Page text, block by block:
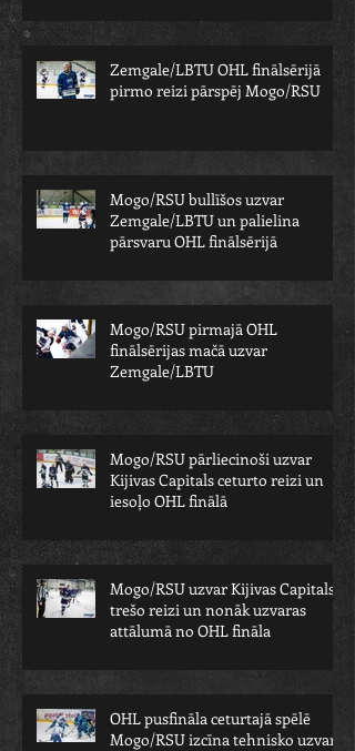
Zemgale/LBTU OHL finālsērijā
pirmo reizi pārspēj Mogo/RSU
Mogo/RSU bullīšos uzvar
Zemgale/LBTU un palielina
pārsvaru OHL finālsērijā
Mogo/RSU pirmajā OHL
finālsērijas mačā uzvar
Zemgale/LBTU
Mogo/RSU pārliecinoši uzvar
Kijivas Capitals ceturto reizi un
iesoļo OHL finālā
Mogo/RSU uzvar Kijivas Capitals
trešo reizi un nonāk uzvaras
attālumā no OHL fināla
OHL pusfināla ceturtajā spēlē
Mogo/RSU izcīna tehnisko uzvaru